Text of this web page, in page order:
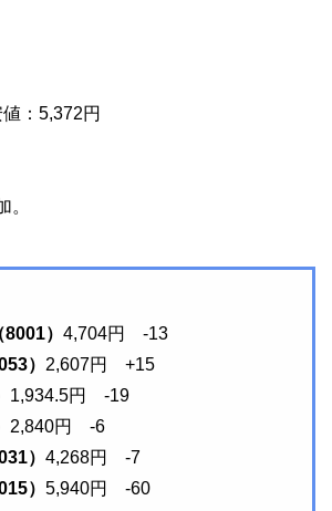
：5,372円
。
） 4,704円 -13
） 2,607円 +15
1,934.5円 -19
2,840円 -6
） 4,268円 -7
） 5,940円 -60